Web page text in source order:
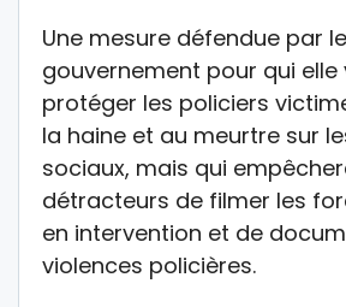
Une mesure défendue par le
gouvernement pour qui elle
protéger les policiers
la haine et au meurtre sur
sociaux, mais qui
détracteurs de filmer les
en intervention et de
violences policières.